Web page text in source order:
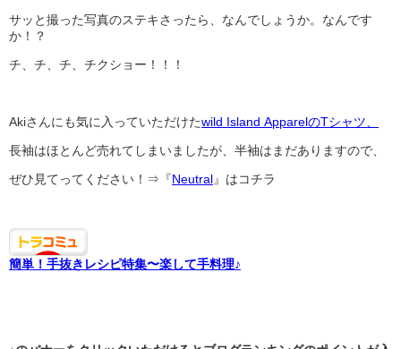
サッと撮った写真のステキさったら、なんでしょうか。なんです
か！？
チ、チ、チ、チクショー！！！
Akiさんにも気に入っていただけたwild Island ApparelのTシャツ、
長袖はほとんど売れてしまいましたが、半袖はまだありますので、
ぜひ見てってください！⇒『 Neutral 』はコチラ
簡単！手抜きレシピ特集〜楽して手料理♪